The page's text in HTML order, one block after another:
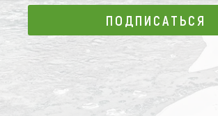
ПОДПИСАТЬСЯ
ПОДПИСАТЬСЯ